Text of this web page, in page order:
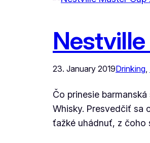
23. January 2019Drinking,
Čo prinesie
Whisky. Presvedčiť sa
ťažké uhádnuť, z čoho